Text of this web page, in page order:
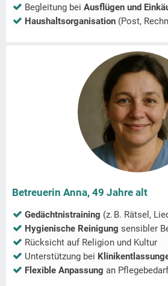
Begleitung bei Ausflügen und
Haushaltsorganisation (Post,
Betreuerin Anna, 49 Jahre alt
Gedächtnistraining (z. B. Rätsel,
Hygienische Reinigung sensibler
Rücksicht auf Religion und Kultur
Unterstützung bei
Flexible Anpassung an Pflegebedarf